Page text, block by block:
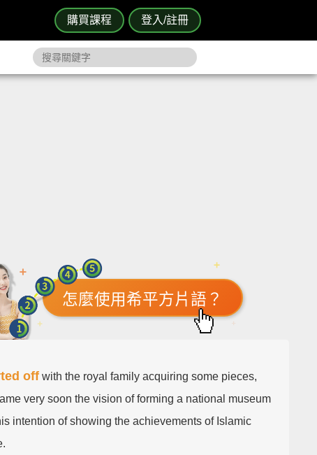
購買課程 登入/註冊
怎麼使用希平方片語？
off with the royal family acquiring some pieces,
very soon the vision of forming a national museum
intention of showing the achievements of Islamic